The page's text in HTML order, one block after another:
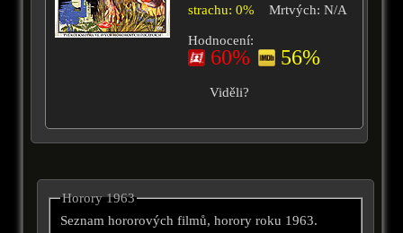
strachu: 0%
Mrtvých: N/A
Hodnocení:
60% 56%
Viděli?
Horory 1963
Seznam hororových filmů, horory roku 1963.